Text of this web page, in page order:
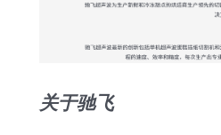
关于驰飞